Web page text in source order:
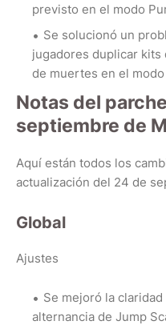
previsto en el modo
Se solucionó un
jugadores duplicar
de muertes en el
Notas del
septiembre de
Aquí están todos los
actualización del 24 de
Global
Ajustes
Se mejoró la
alternancia de Jump